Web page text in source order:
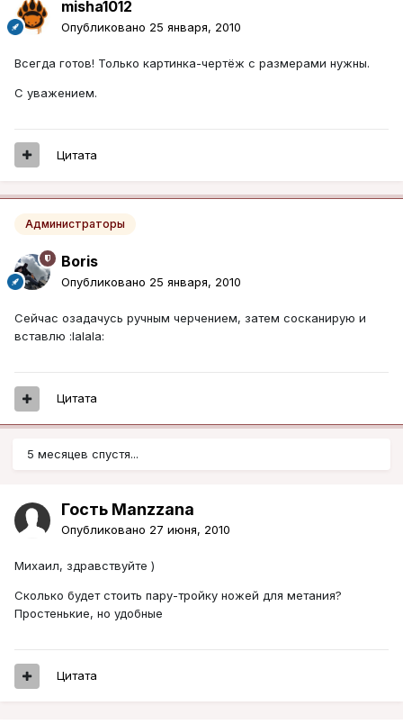
misha1012
Опубликовано 25 января, 2010
Всегда готов! Только картинка-чертёж с размерами нужны.
С уважением.
Цитата
Администраторы
Boris
Опубликовано 25 января, 2010
Сейчас озадачусь ручным черчением, затем сосканирую и
вставлю :lalala:
Цитата
5 месяцев спустя...
Гость Manzzana
Опубликовано 27 июня, 2010
Михаил, здравствуйте )
Сколько будет стоить пару-тройку ножей для метания?
Простенькие, но удобные
Цитата